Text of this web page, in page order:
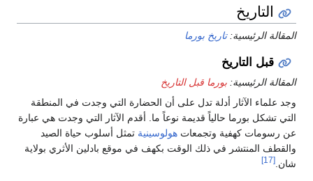
التاريخ
المقالة الرئيسية:تاريخ بورما
قبل التاريخ
المقالة الرئيسية: بورما قبل التاريخ
وجد علماء الآثار أدلة تدل على أن الحضارة التي وجدت في المنطقة
التي تشكل بورما حالياً قديمة نوعاً ما. أقدم الآثار التي وجدت هي عبارة
عن رسومات كهفية وتجمعات هولوسينية تمثل أسلوب حياة الصيد
والقطف المنتشر في ذلك الوقت بكهف في موقع بادلين الأثري بولاية
شان.[17]